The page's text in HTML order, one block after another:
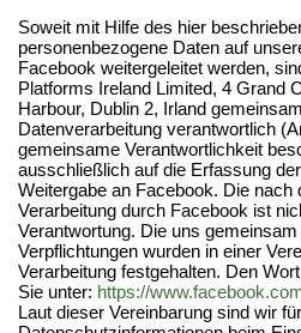
Soweit mit Hilfe des hier
personenbezogene Daten auf
Facebook weitergeleitet werden,
Platforms Ireland Limited, 4 Grand
Harbour, Dublin 2, Irland
Datenverarbeitung verantwortlich
gemeinsame Verantwortlichkeit
ausschließlich auf die Erfassung
Weitergabe an Facebook. Die nach
Verarbeitung durch Facebook ist
Verantwortung. Die uns
Verpflichtungen wurden in einer
Verarbeitung festgehalten. Den
Sie unter: https://
Laut dieser Vereinbarung sind wir